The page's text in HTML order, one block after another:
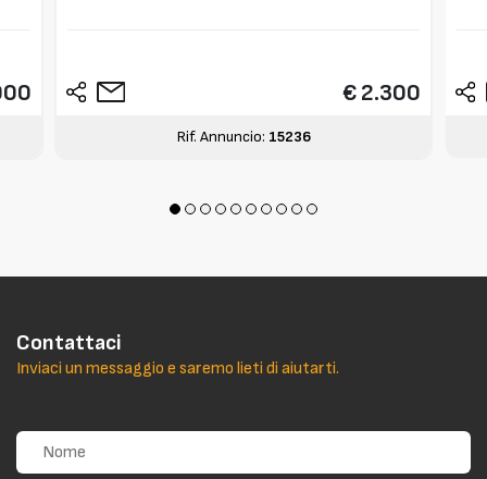
€ 2.300
Rif. Annuncio: 15236
Contattaci
Inviaci un messaggio e saremo lieti di aiutarti.